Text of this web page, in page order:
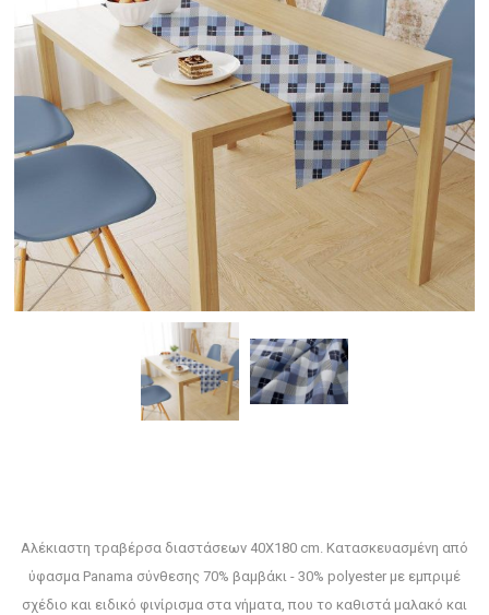
Αλέκιαστη τραβέρσα διαστάσεων 40X180 cm. Κατασκευασμένη από
ύφασμα Panama σύνθεσης 70% βαμβάκι - 30% polyester με εμπριμέ
σχέδιο και ειδικό φινίρισμα στα νήματα, που το καθιστά μαλακό και